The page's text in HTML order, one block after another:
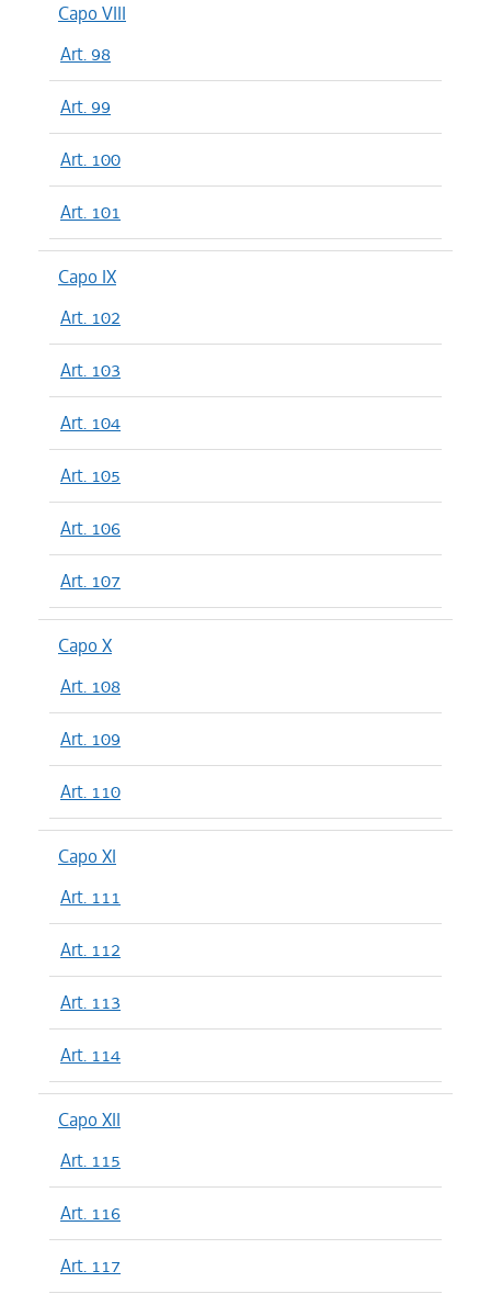
Capo VIII
Art. 98
Art. 99
Art. 100
Art. 101
Capo IX
Art. 102
Art. 103
Art. 104
Art. 105
Art. 106
Art. 107
Capo X
Art. 108
Art. 109
Art. 110
Capo XI
Art. 111
Art. 112
Art. 113
Art. 114
Capo XII
Art. 115
Art. 116
Art. 117